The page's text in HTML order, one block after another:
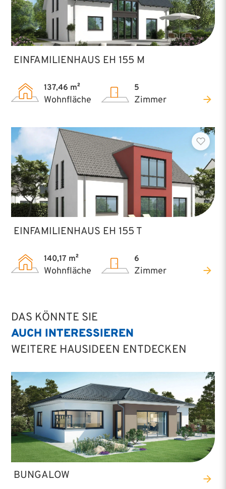
EINFAMILIENHAUS EH 155 M
137,46 m²
Wohnfläche
5
Zimmer
EINFAMILIENHAUS EH 155 T
140,17 m²
Wohnfläche
6
Zimmer
DAS KÖNNTE SIE
AUCH INTERESSIEREN
WEITERE HAUSIDEEN ENTDECKEN
BUNGALOW